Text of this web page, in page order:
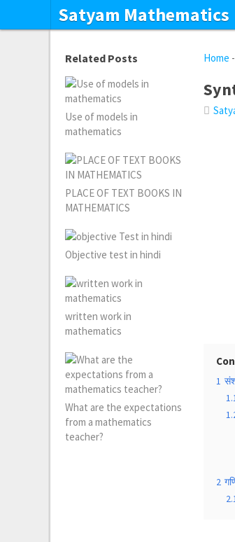
Satyam Mathematics
Home -
1
2
Related Posts
Use of models in
mathematics
PLACE OF TEXT BOOKS IN
MATHEMATICS
Objective test in hindi
written work in
mathematics
What are the expectations
from a mathematics
teacher?